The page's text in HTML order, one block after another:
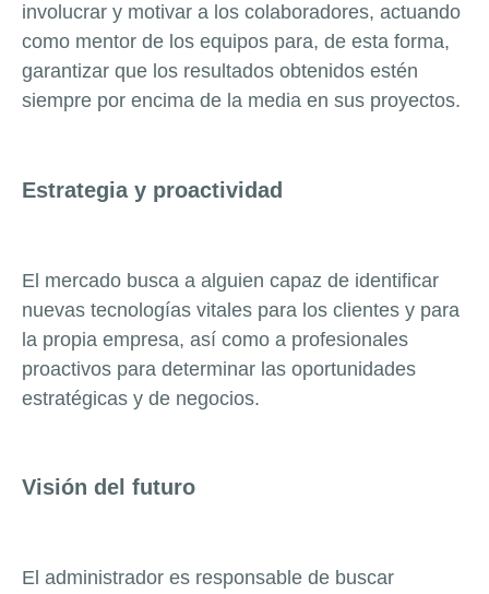
involucrar y motivar a los colaboradores, actuando
como mentor de los equipos para, de esta forma,
garantizar que los resultados obtenidos estén
siempre por encima de la media en sus proyectos.
Estrategia y proactividad
El mercado busca a alguien capaz de identificar
nuevas tecnologías vitales para los clientes y para
la propia empresa, así como a profesionales
proactivos para determinar las oportunidades
estratégicas y de negocios.
Visión del futuro
El administrador es responsable de buscar